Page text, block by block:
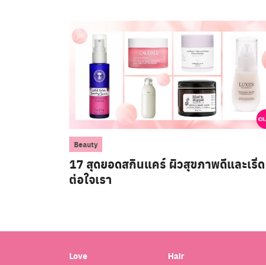
Beauty
17 สุดยอดสกินแคร์ ผิวสุขภาพดีและเริ่ด
ต่อใจเรา
Love
Hair